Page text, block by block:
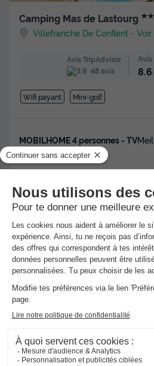
Camping Mas de Lastourg
Villefranche De Conflent -
Avis TripAdvisor
48 avis
8.6
Wifi payant Mini-golf
MOBILHOME 4 personnes - TV
Voir
Saint Genies -Voir sur la carte